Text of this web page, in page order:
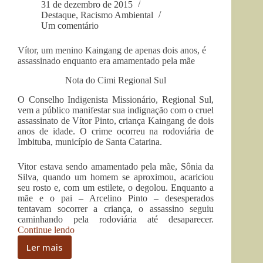
31 de dezembro de 2015
Destaque, Racismo Ambiental
Um comentário
Vítor, um menino Kaingang de apenas dois anos, é
assassinado enquanto era amamentado pela mãe
Nota do Cimi Regional Sul
O Conselho Indigenista Missionário, Regional Sul,
vem a público manifestar sua indignação com o cruel
assassinato de Vítor Pinto, criança Kaingang de dois
anos de idade. O crime ocorreu na rodoviária de
Imbituba, município de Santa Catarina.
Vitor estava sendo amamentado pela mãe, Sônia da
Silva, quando um homem se aproximou, acariciou
seu rosto e, com um estilete, o degolou. Enquanto a
mãe e o pai – Arcelino Pinto – desesperados
tentavam socorrer a criança, o assassino seguiu
caminhando pela rodoviária até desaparecer.
Continue lendo“Vítor,
Ler mais
Vítor,